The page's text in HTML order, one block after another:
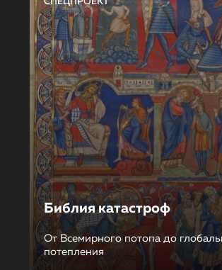
Библия катастроф
От Всемирного потопа до
потепления